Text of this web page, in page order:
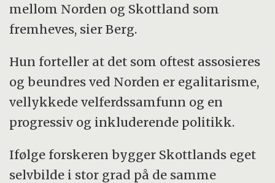
mellom Norden og Skottland som
fremheves, sier Berg.
Hun forteller at det som oftest assosieres
og beundres ved Norden er egalitarisme,
vellykkede velferdssamfunn og en
progressiv og inkluderende politikk.
Ifølge forskeren bygger Skottlands eget
selvbilde i stor grad på de samme